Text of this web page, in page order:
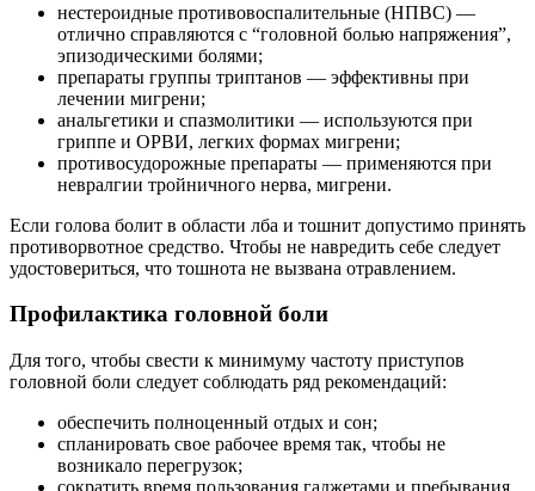
нестероидные противовоспалительные (НПВС) —
отлично справляются с “головной болью напряжения”,
эпизодическими болями;
препараты группы триптанов — эффективны при
лечении мигрени;
анальгетики и спазмолитики — используются при
гриппе и ОРВИ, легких формах мигрени;
противосудорожные препараты — применяются при
невралгии тройничного нерва, мигрени.
Если голова болит в области лба и тошнит допустимо принять
противорвотное средство. Чтобы не навредить себе следует
удостовериться, что тошнота не вызвана отравлением.
Профилактика головной боли
Для того, чтобы свести к минимуму частоту приступов
головной боли следует соблюдать ряд рекомендаций:
обеспечить полноценный отдых и сон;
спланировать свое рабочее время так, чтобы не
возникало перегрузок;